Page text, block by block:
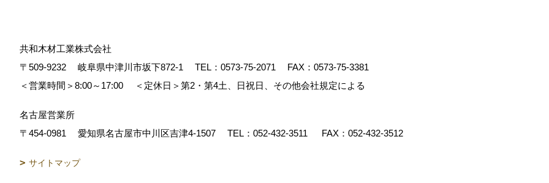
共和木材工業株式会社
〒509-9232
岐阜県中津川市坂下872‐1 TEL： 0573-75-2071
FAX：0573-75-3381
＜営業時間＞8:00～17:00
＜定休日＞第2・第4土、日祝日、その他会社規定による
名古屋営業所
〒454-0981
愛知県名古屋市中川区吉津4-1507 TEL： 052-432-3511 FAX：052-432-3512
サイトマップ